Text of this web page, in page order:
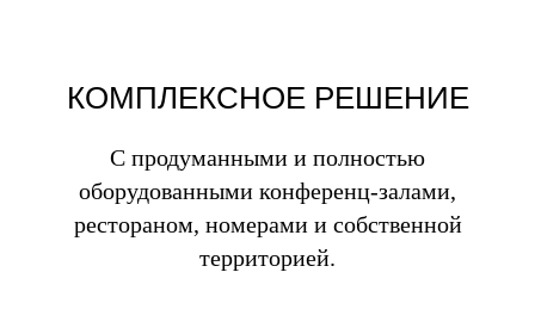
КОМПЛЕКСНОЕ РЕШЕНИЕ
С продуманными и полностью
оборудованными конференц-залами,
рестораном, номерами и собственной
территорией.